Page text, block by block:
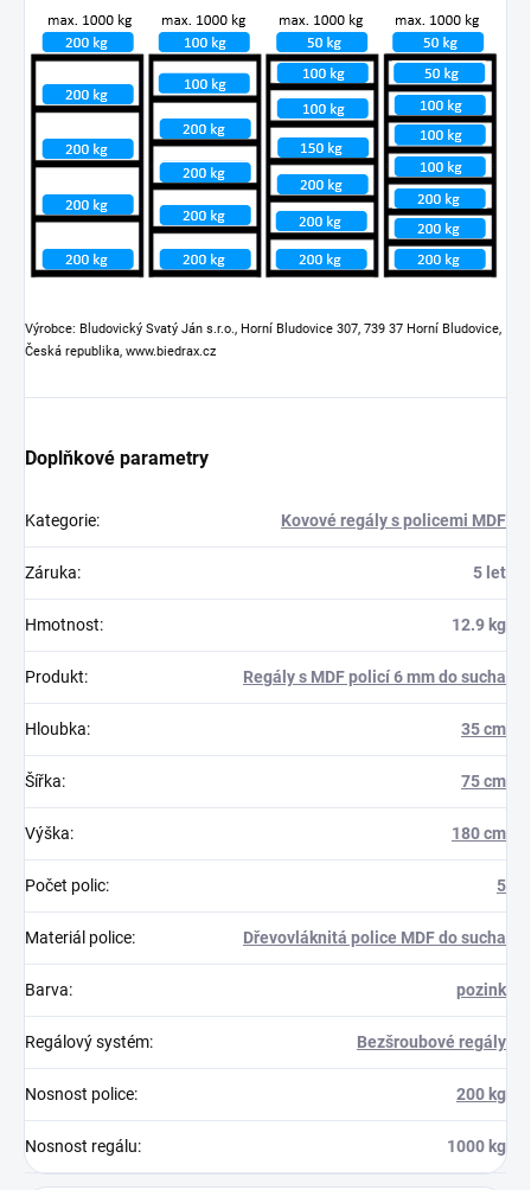
Výrobce: Bludovický Svatý Ján s.r.o., Horní Bludovice 307, 739 37 Horní Bludovice,
Česká republika, www.biedrax.cz
Doplňkové parametry
Kategorie: Kovové regály s policemi MDF
Záruka: 5 let
Hmotnost: 12.9 kg
Produkt: Regály s MDF policí 6 mm do sucha
Hloubka: 35 cm
Šířka: 75 cm
Výška: 180 cm
Počet polic: 5
Materiál police: Dřevovláknitá police MDF do sucha
Barva: pozink
Regálový systém: Bezšroubové regály
Nosnost police: 200 kg
Nosnost regálu: 1000 kg